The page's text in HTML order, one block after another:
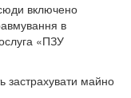
включено
в
«ПЗУ
застрахувати майно